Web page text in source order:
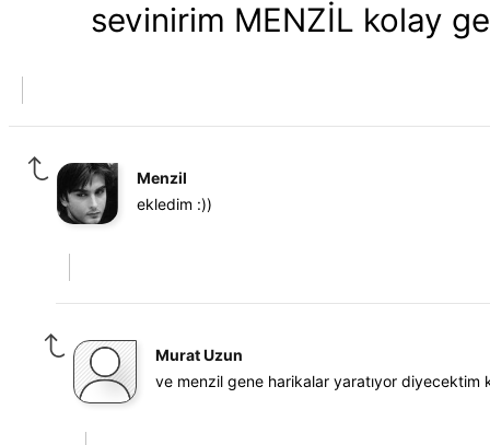
sevinirim MENZİL kolay
Menzil
ekledim :))
Murat Uzun
ve menzil gene harikalar yaratıyor